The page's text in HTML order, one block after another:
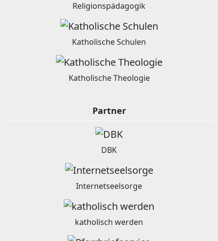
Religionspädagogik
Katholische Schulen
Katholische Theologie
Partner
DBK
Internetseelsorge
katholisch werden